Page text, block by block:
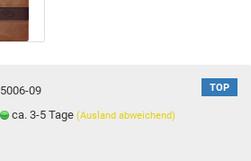
TOP
5006-09
ca. 3-5 Tage(Ausland abweichend)